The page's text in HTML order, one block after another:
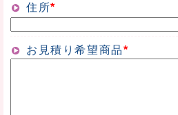
住所*
お見積り希望商品*